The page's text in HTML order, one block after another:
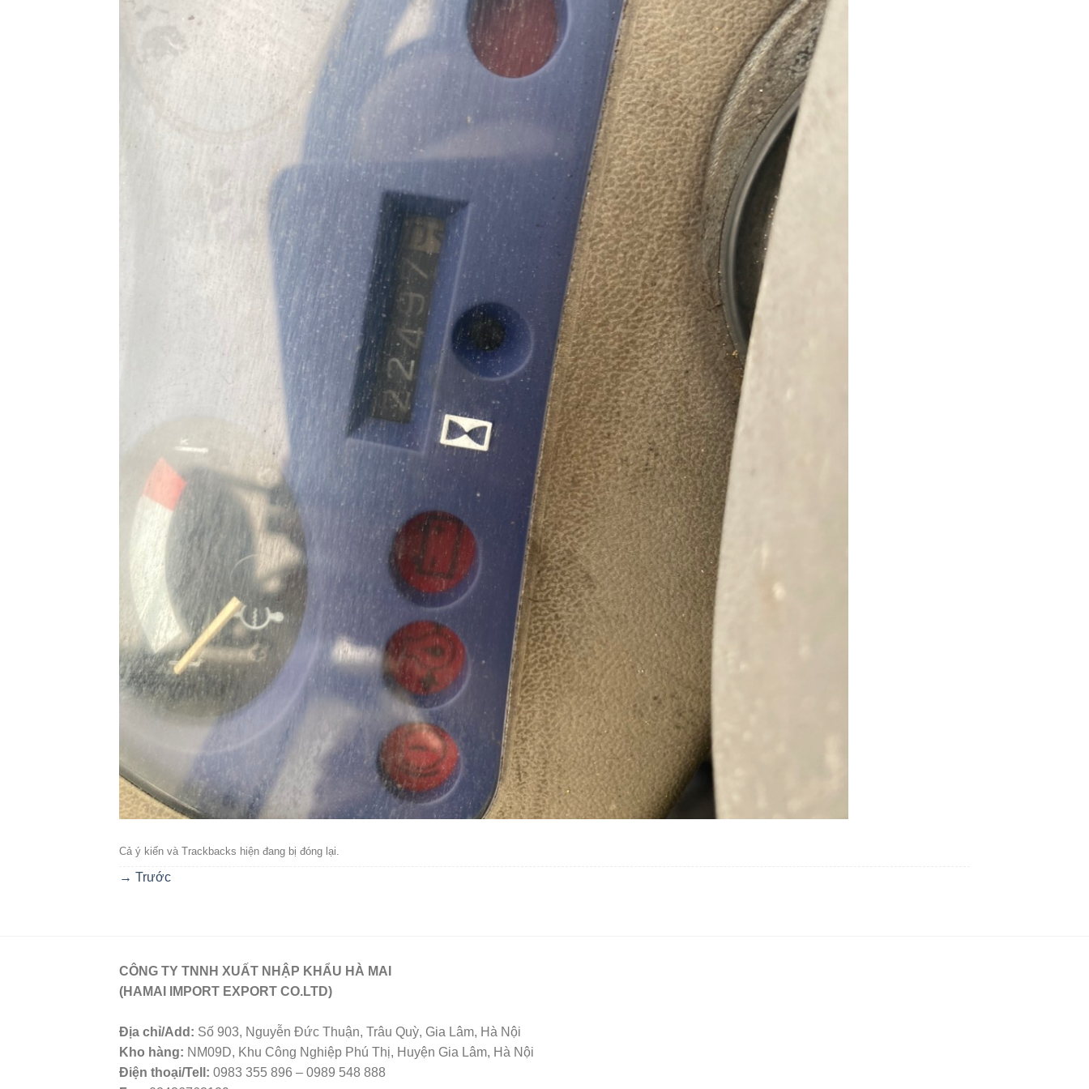
Cả ý kiến ​​và Trackbacks hiện đang bị đóng lại.
→ Trước
CÔNG TY TNNH XUẤT NHẬP KHẨU HÀ MAI
(HAMAI IMPORT EXPORT CO.LTD)
Địa chỉ/Add: Số 903, Nguyễn Đức Thuận, Trâu Quỳ, Gia Lâm, Hà Nội
Kho hàng: NM09D, Khu Công Nghiệp Phú Thị, Huyện Gia Lâm, Hà Nội
Điện thoại/Tell: 0983 355 896 – 0989 548 888